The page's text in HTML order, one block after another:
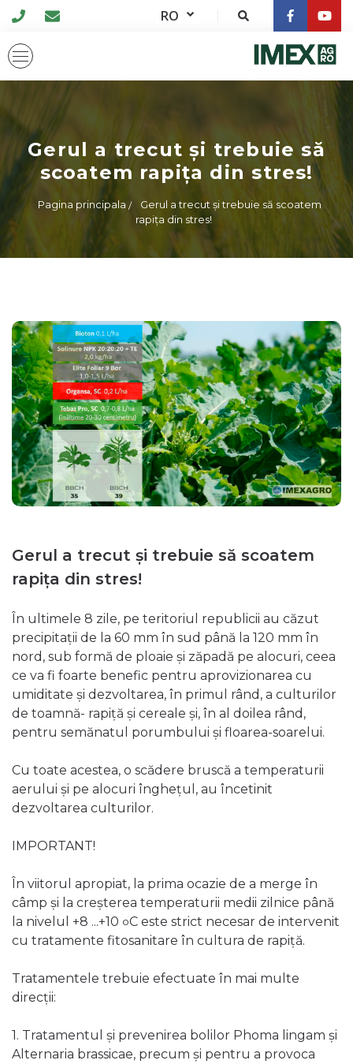
RO
Gerul a trecut și trebuie să
scoatem rapița din stres!
Pagina principala
Gerul a trecut și trebuie să scoatem
rapița din stres!
Gerul a trecut și trebuie să scoatem
rapița din stres!
În ultimele 8 zile, pe teritoriul republicii au căzut
precipitații de la 60 mm în sud până la 120 mm în
nord, sub formă de ploaie și zăpadă pe alocuri, ceea
ce va fi foarte benefic pentru aprovizionarea cu
umiditate și dezvoltarea, în primul rând, a culturilor
de toamnă- rapiță și cereale și, în al doilea rând,
pentru semănatul porumbului și floarea-soarelui.
Cu toate acestea, o scădere bruscă a temperaturii
aerului și pe alocuri înghețul, au încetinit
dezvoltarea culturilor.
IMPORTANT!
În viitorul apropiat, la prima ocazie de a merge în
câmp și la creșterea temperaturii medii zilnice până
la nivelul +8 ...+10 oC este strict necesar de intervenit
cu tratamente fitosanitare în cultura de rapiță.
Tratamentele trebuie efectuate în mai multe
direcții:
1. Tratamentul și prevenirea bolilor Phoma lingam și
Alternaria brassicae, precum și pentru a provoca